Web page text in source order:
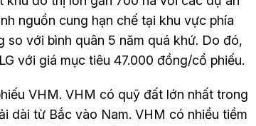
nguồn cung hạn chế tại khu vực phía
so với bình quân 5 năm quá khứ. Do đó,
với giá mục tiêu 47.000 đồng/cổ phiếu.
VHM. VHM có quỹ đất lớn nhất trong
dài từ Bắc vào Nam. VHM có nhiều tiềm